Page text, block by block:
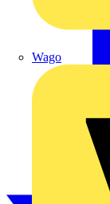
Wago